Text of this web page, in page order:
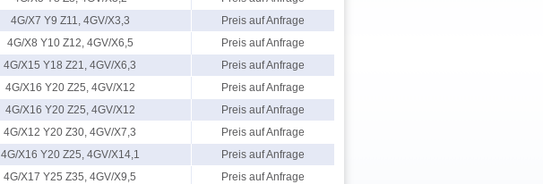
4G/X7 Y9 Z11, 4GV/X3,3
Preis auf Anfrage
4G/X8 Y10 Z12, 4GV/X6,5
Preis auf Anfrage
4G/X15 Y18 Z21, 4GV/X6,3
Preis auf Anfrage
4G/X16 Y20 Z25, 4GV/X12
Preis auf Anfrage
4G/X16 Y20 Z25, 4GV/X12
Preis auf Anfrage
4G/X12 Y20 Z30, 4GV/X7,3
Preis auf Anfrage
4G/X16 Y20 Z25, 4GV/X14,1
Preis auf Anfrage
4G/X17 Y25 Z35, 4GV/X9,5
Preis auf Anfrage